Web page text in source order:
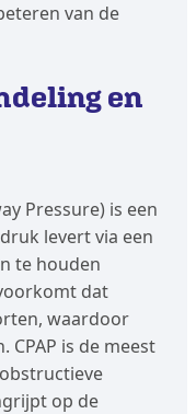
van de
en
Pressure) is een
levert via een
te houden
dat
waardoor
is de meest
op de